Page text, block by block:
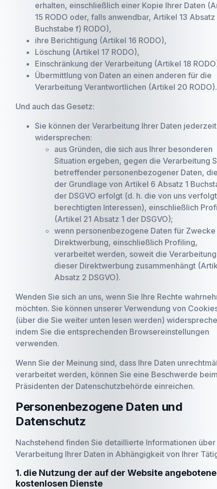
erhalten, einschließlich einer Kopie Ihrer Daten
15 RODO oder, falls anwendbar, Artikel 13 Absatz
Buchstabe f) RODO),
ihre Berichtigung (Artikel 16 RODO),
Löschung (Artikel 17 RODO),
Einschränkung der Verarbeitung (Artikel 18
Übermittlung von Daten an einen anderen für die
Verarbeitung Verantwortlichen (Artikel 20 RODO).
Und auch das Gesetz:
Sie können der Verarbeitung Ihrer Daten jederzeit
widersprechen:
aus Gründen, die sich aus Ihrer besonderen
Situation ergeben, gegen die Verarbeitung
betreffender personenbezogener Daten,
der Grundlage von Artikel 6 Absatz 1
der DSGVO erfolgt (d. h. die von uns
berechtigten Interessen), einschließlich
(Artikel 21 Absatz 1 der DSGVO);
wenn personenbezogene Daten für
Direktwerbung, einschließlich Profiling,
verarbeitet werden, soweit die
dieser Direktwerbung zusammenhängt
Absatz 2 DSGVO).
Wenden Sie sich an uns, wenn Sie Ihre Rechte
möchten. Sie können unserer Verwendung von
(über die Sie weiter unten lesen werden)
indem Sie die entsprechenden Browsereinstellungen
verwenden.
Wenn Sie der Meinung sind, dass Ihre Daten
verarbeitet werden, können Sie eine Beschwerde
Präsidenten der Datenschutzbehörde einreichen.
Personenbezogene Daten und
Datenschutz
Nachstehend finden Sie detaillierte Informationen
Verarbeitung Ihrer Daten in Abhängigkeit von Ihrer
1. die Nutzung der auf der Website
kostenlosen Dienste